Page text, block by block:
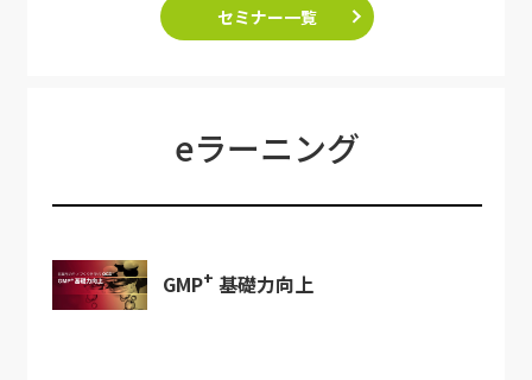
セミナー一覧
eラーニング
GMP+ 基礎力向上